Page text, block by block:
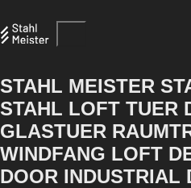
STAHL MEISTER
STAHL LOFT TUER
GLASTUER
WINDFANG LOFT
DOOR INDUSTRIAL